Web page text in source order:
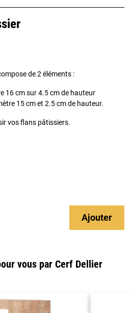
de 2 éléments :
16 cm sur 4.5 cm de hauteur
15 cm et 2.5 cm de hauteur.
vos flans pâtissiers.
Ajouter
vous par Cerf Dellier